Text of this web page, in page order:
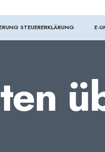
STEUERERKLÄRUNG E-